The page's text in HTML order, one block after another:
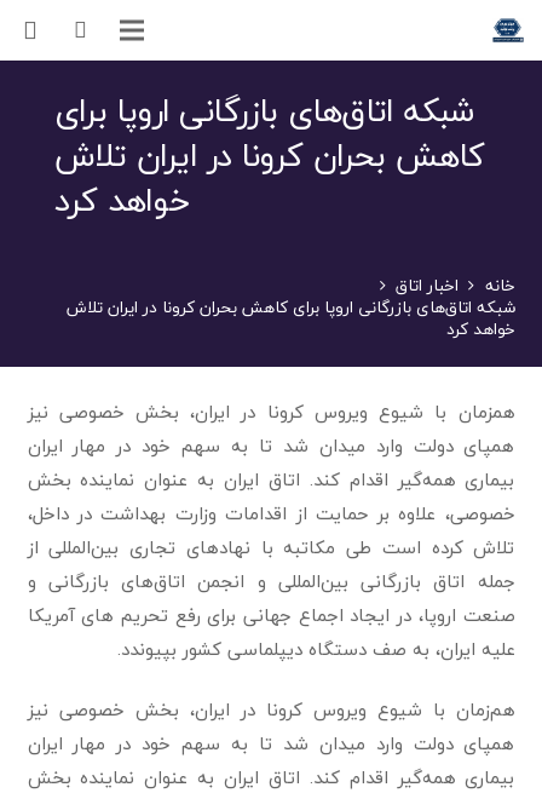
شبکه اتاق‌های بازرگانی اروپا برای
کاهش بحران کرونا در ایران تلاش
خواهد کرد
خانه اخبار اتاق
شبکه اتاق‌های بازرگانی اروپا برای کاهش بحران کرونا در ایران تلاش
خواهد کرد
همزمان با شیوع ویروس کرونا در ایران، بخش خصوصی نیز
همپای دولت وارد میدان شد تا به سهم خود در مهار ایران
بیماری همه‌گیر اقدام کند. اتاق ایران به عنوان نماینده بخش
خصوصی، علاوه بر حمایت از اقدامات وزارت بهداشت در داخل،
تلاش کرده است طی مکاتبه با نهادهای تجاری بین‌المللی از
جمله اتاق بازرگانی بین‌المللی و انجمن اتاق‌های بازرگانی و
صنعت اروپا، در ایجاد اجماع جهانی برای رفع تحریم های آمریکا
علیه ایران، به صف دستگاه دیپلماسی کشور بپیوندد.
هم‌زمان با شیوع ویروس کرونا در ایران، بخش خصوصی نیز
همپای دولت وارد میدان شد تا به سهم خود در مهار ایران
بیماری همه‌گیر اقدام کند. اتاق ایران به عنوان نماینده بخش